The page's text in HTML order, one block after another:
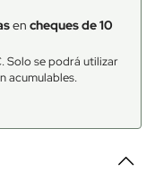
en cheques de 10
Solo se podrá utilizar
acumulables.